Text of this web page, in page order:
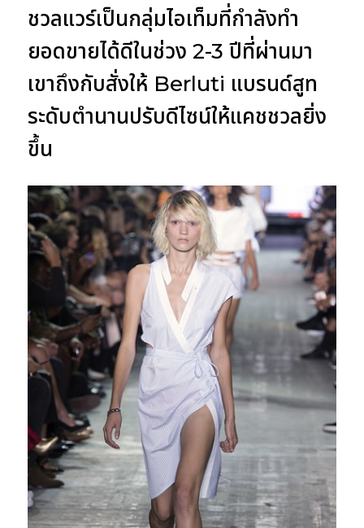
ชวลแวร์เป็นกลุ่มไอเท็มที่กำลังทำ
ยอดขายได้ดีในช่วง 2-3 ปีที่ผ่านมา
เขาถึงกับสั่งให้ Berluti แบรนด์สูท
ระดับตำนานปรับดีไซน์ให้แคชชวลยิ่ง
ขึ้น